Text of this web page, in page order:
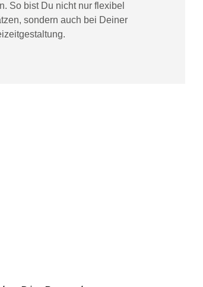
. So bist Du nicht nur flexibel
, sondern auch bei Deiner
.